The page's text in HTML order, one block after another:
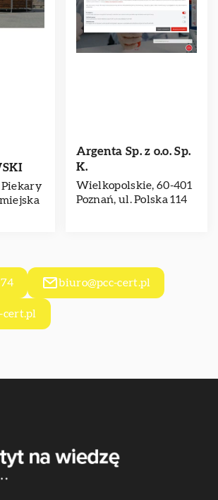
Piekary
Argenta Sp. z o.o. Sp.
K.
Wielkopolskie, 60-401
Poznań, ul. Polska 114
biuro@pcc-cert.pl